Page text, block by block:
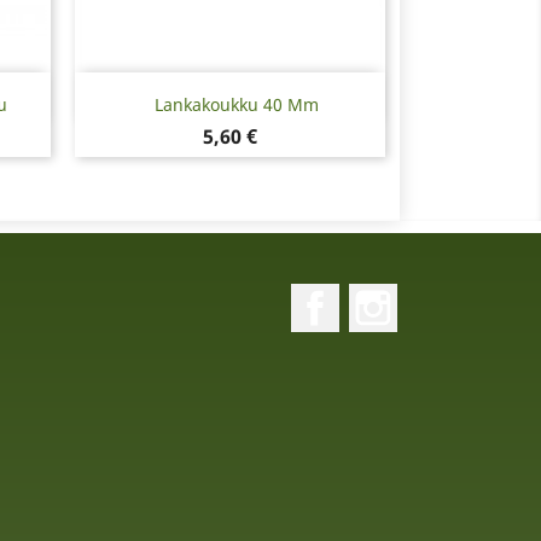
Lankakoukku 40 Mm
Hinta
5,60 €
Pikakatselu